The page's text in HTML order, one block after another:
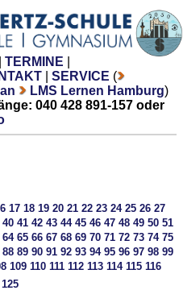
TERMINE
SERVICE (
LMS Lernen Hamburg)
040 428 891-157 oder
17 18 19 20 21 22 23 24 25 26 27
40 41 42 43 44 45 46 47 48 49 50 51
64 65 66 67 68 69 70 71 72 73 74 75
88 89 90 91 92 93 94 95 96 97 98 99
109 110 111 112 113 114 115 116
125